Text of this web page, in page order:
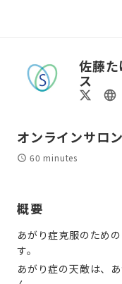
佐藤
ス
オンラインサロ
60 minutes
概要
あがり症克服のため
す。
あがり症の天敵は、